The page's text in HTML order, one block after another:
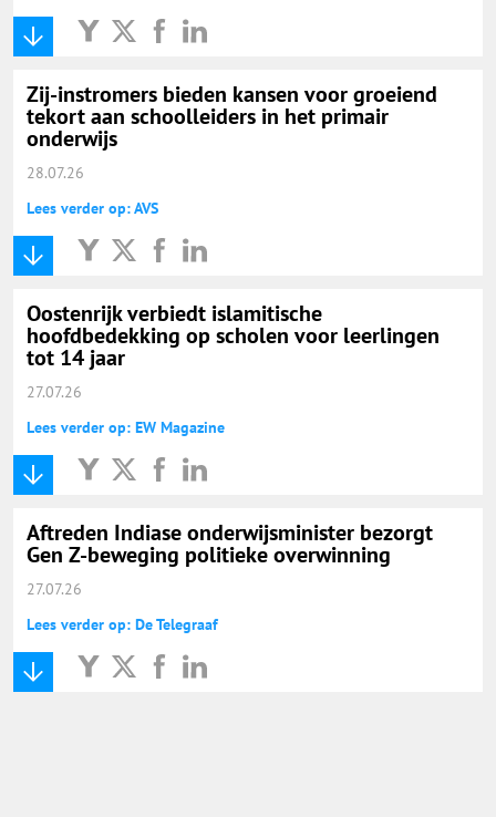
Zij-instromers bieden kansen voor groeiend
tekort aan schoolleiders in het primair
onderwijs
28.07.26
Lees verder op: AVS
Oostenrijk verbiedt islamitische
hoofdbedekking op scholen voor leerlingen
tot 14 jaar
27.07.26
Lees verder op: EW Magazine
Aftreden Indiase onderwijsminister bezorgt
Gen Z-beweging politieke overwinning
27.07.26
Lees verder op: De Telegraaf